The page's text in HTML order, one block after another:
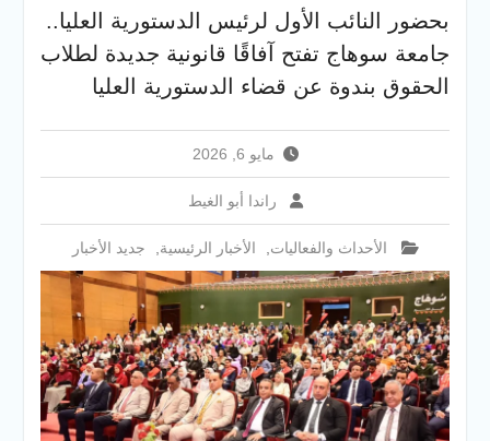
أيام المرحلة الأولى للتنسيق
الإلكتروني للقبول بالجامعات
2026
بحضور النائب الأول لرئيس الدستورية العليا..
جامعة سوهاج تفتح آفاقًا قانونية جديدة لطلاب
الحقوق بندوة عن قضاء الدستورية العليا
مايو 6, 2026
راندا أبو الغيط
الأحداث والفعاليات الأخبار الرئيسية جديد الأخبار